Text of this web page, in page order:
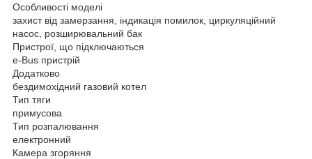
Особливості моделі
захист від замерзання, індикація помилок, циркуляційний
насос, розширювальний бак
Пристрої, що підключаються
e-Bus пристрій
Додатково
бездимохідний газовий котел
Тип тяги
примусова
Тип розпалювання
електронний
Камера згоряння